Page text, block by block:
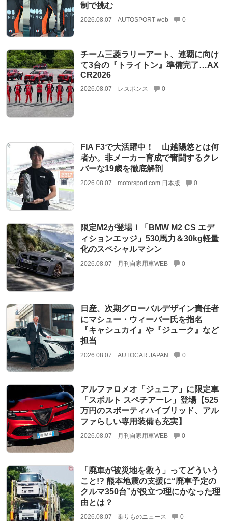
制で挑む
2026.08.07 AUTOSPORT web 0
チーム三菱ラリーアート、連覇に向け
て3台の『トライトン』準備完了…AX
CR2026
2026.08.07 レスポンス 0
FIA F3で大活躍中！ 山越陽悠とは何
者か。非メーカー育成で奮闘するクレ
バーな19歳を徹底解剖
2026.08.07 motorsport.com 日本版 0
限定M2が登場！「BMW M2 CS エデ
ィションエッジ」530馬力＆30kg軽量
化のスペシャルマシン
2026.08.07 月刊自家用車WEB 0
日産、次期グローバルデザイン責任者
にマシュー・ウィーバー氏を指名
『キャシュカイ』や『ジューク』など
担当
2026.08.07 AUTOCAR JAPAN 0
アルファロメオ「ジュニア」に限定車
「スポルト スペチアーレ」登場【525
万円のスポーティハイブリッド、アル
ファらしい専用装備も充実】
2026.08.07 月刊自家用車WEB 0
「廃車が被災地を救う」ってどういう
こと!? 熊本地震の支援に“廃車予定の
クルマ350台”が役立つ理にかなった理
由とは？
2026.08.07 乗りものニュース 0